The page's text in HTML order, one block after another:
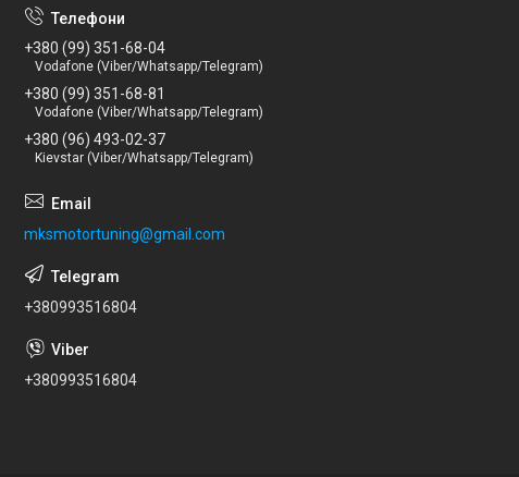
+380 (99) 351-68-04
Vodafone (Viber/Whatsapp/Telegram)
+380 (99) 351-68-81
Vodafone (Viber/Whatsapp/Telegram)
+380 (96) 493-02-37
Kievstar (Viber/Whatsapp/Telegram)
mksmotortuning@gmail.com
+380993516804
+380993516804